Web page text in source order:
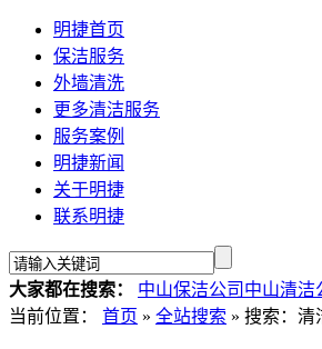
明捷首页
保洁服务
外墙清洗
更多清洁服务
服务案例
明捷新闻
关于明捷
联系明捷
大家都在搜索： 中山保洁公司 中山清洁
当前位置：
首页 » 全站搜索 » 搜索：清